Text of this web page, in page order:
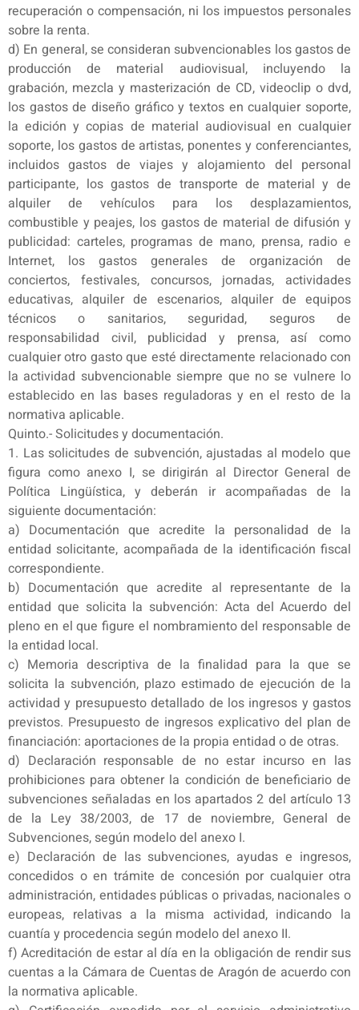
recuperación o compensación, ni los impuestos personales
sobre la renta.
d) En general, se consideran subvencionables los gastos de
producción de material audiovisual, incluyendo la
grabación, mezcla y masterización de CD, videoclip o dvd,
los gastos de diseño gráfico y textos en cualquier soporte,
la edición y copias de material audiovisual en cualquier
soporte, los gastos de artistas, ponentes y conferenciantes,
incluidos gastos de viajes y alojamiento del personal
participante, los gastos de transporte de material y de
alquiler de vehículos para los desplazamientos,
combustible y peajes, los gastos de material de difusión y
publicidad: carteles, programas de mano, prensa, radio e
Internet, los gastos generales de organización de
conciertos, festivales, concursos, jornadas, actividades
educativas, alquiler de escenarios, alquiler de equipos
técnicos o sanitarios, seguridad, seguros de
responsabilidad civil, publicidad y prensa, así como
cualquier otro gasto que esté directamente relacionado con
la actividad subvencionable siempre que no se vulnere lo
establecido en las bases reguladoras y en el resto de la
normativa aplicable.
Quinto.- Solicitudes y documentación.
1. Las solicitudes de subvención, ajustadas al modelo que
figura como anexo I, se dirigirán al Director General de
Política Lingüística, y deberán ir acompañadas de la
siguiente documentación:
a) Documentación que acredite la personalidad de la
entidad solicitante, acompañada de la identificación fiscal
correspondiente.
b) Documentación que acredite al representante de la
entidad que solicita la subvención: Acta del Acuerdo del
pleno en el que figure el nombramiento del responsable de
la entidad local.
c) Memoria descriptiva de la finalidad para la que se
solicita la subvención, plazo estimado de ejecución de la
actividad y presupuesto detallado de los ingresos y gastos
previstos. Presupuesto de ingresos explicativo del plan de
financiación: aportaciones de la propia entidad o de otras.
d) Declaración responsable de no estar incurso en las
prohibiciones para obtener la condición de beneficiario de
subvenciones señaladas en los apartados 2 del artículo 13
de la Ley 38/2003, de 17 de noviembre, General de
Subvenciones, según modelo del anexo I.
e) Declaración de las subvenciones, ayudas e ingresos,
concedidos o en trámite de concesión por cualquier otra
administración, entidades públicas o privadas, nacionales o
europeas, relativas a la misma actividad, indicando la
cuantía y procedencia según modelo del anexo II.
f) Acreditación de estar al día en la obligación de rendir sus
cuentas a la Cámara de Cuentas de Aragón de acuerdo con
la normativa aplicable.